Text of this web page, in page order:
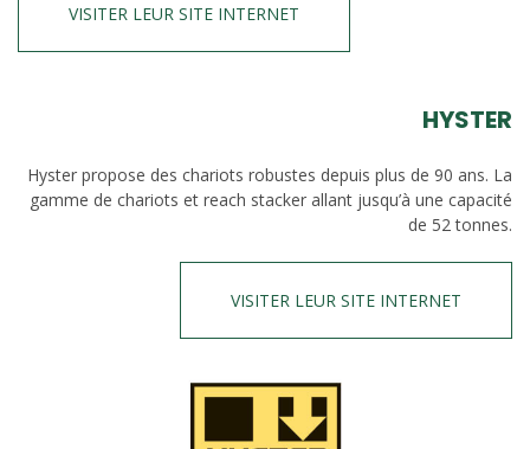
VISITER LEUR SITE INTERNET
HYSTER
Hyster propose des chariots robustes depuis plus de 90 ans. La
gamme de chariots et reach stacker allant jusqu’à une capacité
de 52 tonnes.
VISITER LEUR SITE INTERNET